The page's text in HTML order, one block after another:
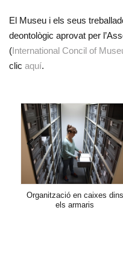
El Museu i els seus
deontològic aprovat per
(International Concil of
clic aquí.
Organització en caixes dins
els armaris
Previous